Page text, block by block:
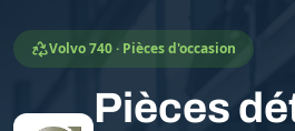
Volvo 740 · Pièces d'occasion
Pièces